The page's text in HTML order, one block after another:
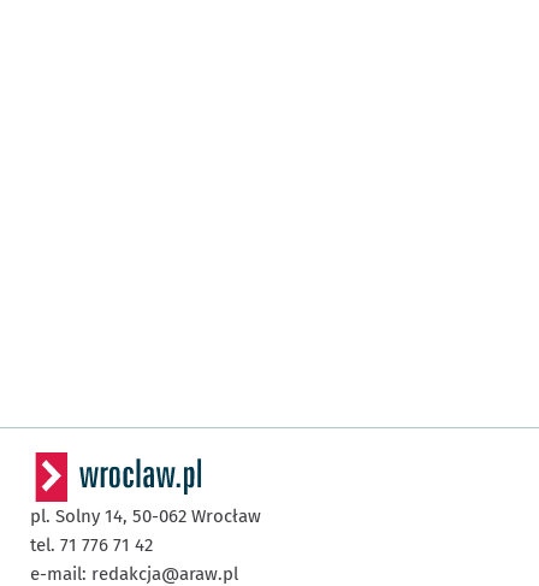
pl. Solny 14, 50-062 Wrocław
tel. 71 776 71 42
e-mail: redakcja@araw.pl